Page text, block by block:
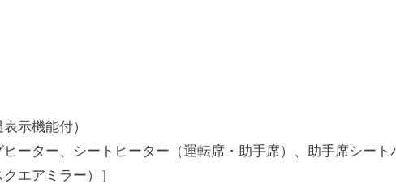
示機能付）
ーター、シートヒーター（運転席・助手席）、助手席シート
エアミラー）］